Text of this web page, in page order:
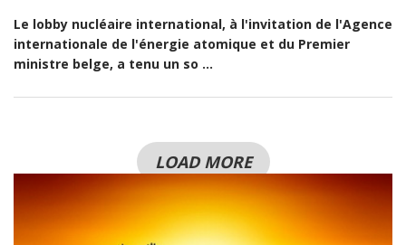
Le lobby nucléaire international, à l'invitation de l'Agence
internationale de l'énergie atomique et du Premier
ministre belge, a tenu un so ...
LOAD MORE